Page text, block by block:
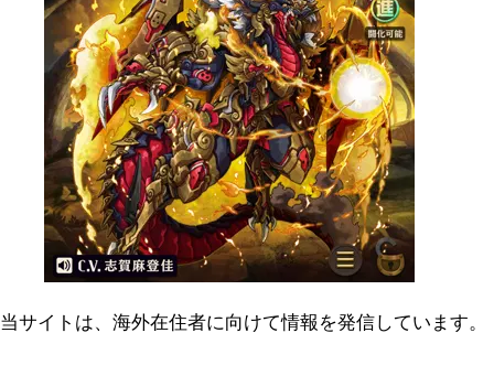
当サイトは、海外在住者に向けて情報を発信しています。